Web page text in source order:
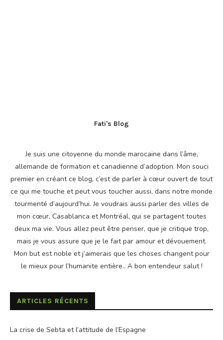
Fati's Blog
Je suis une citoyenne du monde marocaine dans l’âme,
allemande de formation et canadienne d’adoption. Mon souci
premier en créant ce blog, c’est de parler à cœur ouvert de tout
ce qui me touche et peut vous toucher aussi, dans notre monde
tourmenté d’aujourd’hui. Je voudrais aussi parler des villes de
mon cœur, Casablanca et Montréal, qui se partagent toutes
deux ma vie. Vous allez peut être penser, que je critique trop,
mais je vous assure que je le fait par amour et dévouement.
Mon but est noble et j’aimerais que les choses changent pour
le mieux pour l’humanite entière.. A bon entendeur salut !
ARTICLES RÉCENTS
La crise de Sebta et l’attitude de l’Espagne